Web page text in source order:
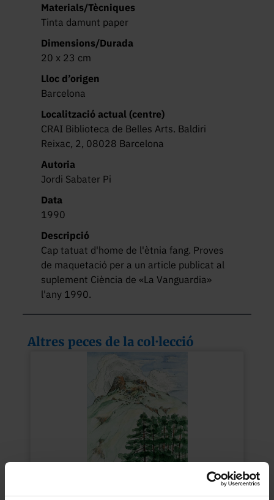
Materials/Tècniques
Tinta damunt paper
Dimensions/Durada
20 x 23 cm
Lloc d’origen
Barcelona
Localització actual (centre)
CRAI Biblioteca de Belles Arts. Baldiri
Reixac, 2, 08028 Barcelona
Autoria
Jordi Sabater Pi
Data
1990
Descripció
Cap tatuat d'home de l'ètnia fang. Proves
de maquetació per a un article publicat al
suplement Ciència de «La Vanguardia»
l'any 1990.
Altres peces de la col·lecció